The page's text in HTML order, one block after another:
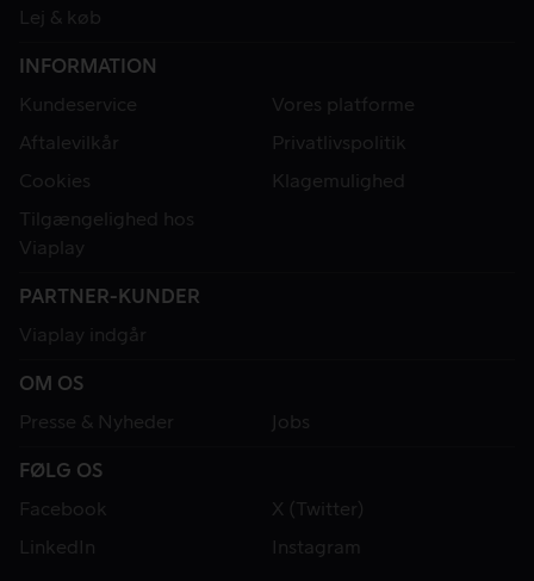
Lej & køb
INFORMATION
Kundeservice
Vores platforme
Aftalevilkår
Privatlivspolitik
Cookies
Klagemulighed
Tilgængelighed hos
Viaplay
PARTNER-KUNDER
Viaplay indgår
OM OS
Presse & Nyheder
Jobs
FØLG OS
Facebook
X (Twitter)
LinkedIn
Instagram